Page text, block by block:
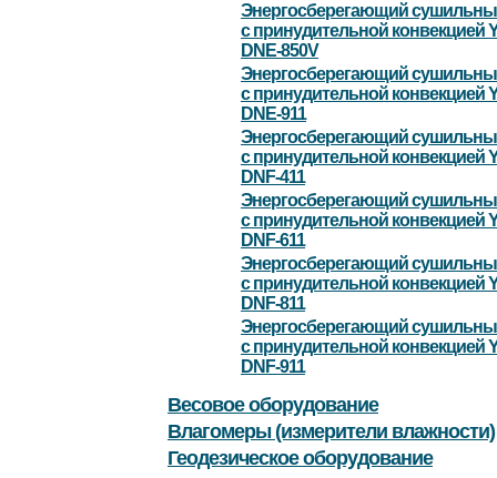
Энергосберегающий
с принудительной конвекцией
DNE-850V
Энергосберегающий
с принудительной конвекцией
DNE-911
Энергосберегающий
с принудительной конвекцией
DNF-411
Энергосберегающий
с принудительной конвекцией
DNF-611
Энергосберегающий
с принудительной конвекцией
DNF-811
Энергосберегающий
с принудительной конвекцией
DNF-911
Весовое оборудование
Влагомеры (измерители влажности)
Геодезическое оборудование